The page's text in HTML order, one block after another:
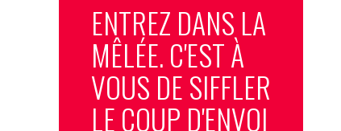
ENTREZ DANS LA
MÊLÉE. C'EST À
VOUS DE SIFFLER
LE COUP D'ENVOI